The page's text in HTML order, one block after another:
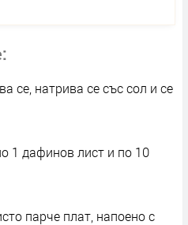
се, натрива се със сол и се
1 дафинов лист и по 10
парче плат, напоено с